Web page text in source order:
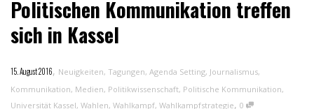
Politischen Kommunikation treffen
sich in Kassel
15. August 2016, Neuigkeiten, Tagungen, Agenda Setting, Journalismus,
Kommunikation, Medien, Politikwissenschaft, Politische Kommunikation,
Universität Kassel, Wahlen, Wahlkampf, Wahlkampfstrategie, 0